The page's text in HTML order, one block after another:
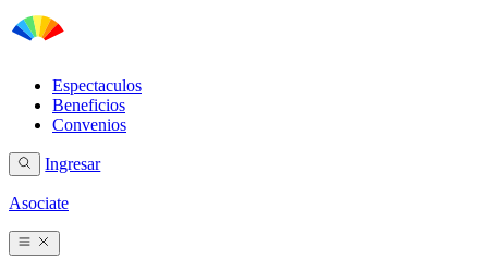
Espectaculos
Beneficios
Convenios
Ingresar
Asociate